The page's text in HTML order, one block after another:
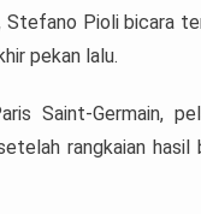
Stefano Pioli bicara
pekan lalu.
Saint-Germain,
rangkaian